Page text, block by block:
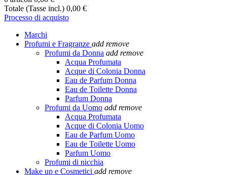
Totale (Tasse incl.) 0,00 €
Processo di acquisto
Marchi
Profumi e Fragranze add remove
Profumi da Donna add remove
Acqua Profumata
Acque di Colonia Donna
Eau de Parfum Donna
Eau de Toilette Donna
Parfum Donna
Profumi da Uomo add remove
Acqua Profumata
Acque di Colonia Uomo
Eau de Parfum Uomo
Eau de Toilette Uomo
Parfum Uomo
Profumi di nicchia
Make up e Cosmetici add remove